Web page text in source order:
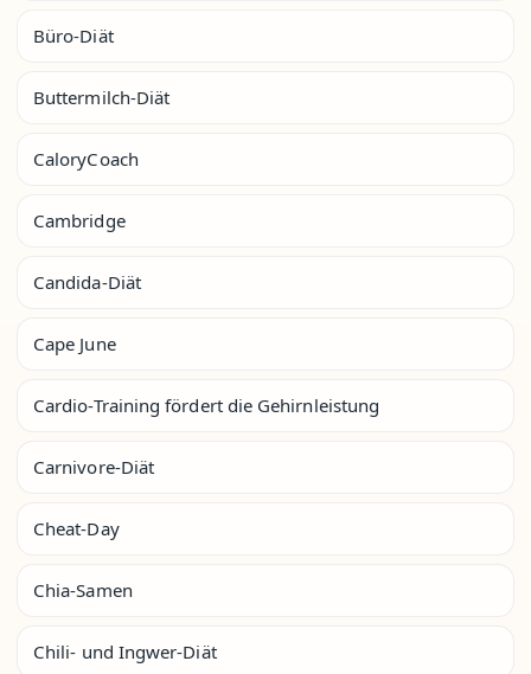
Büro-Diät
Buttermilch-Diät
CaloryCoach
Cambridge
Candida-Diät
Cape June
Cardio-Training fördert die Gehirnleistung
Carnivore-Diät
Cheat-Day
Chia-Samen
Chili- und Ingwer-Diät